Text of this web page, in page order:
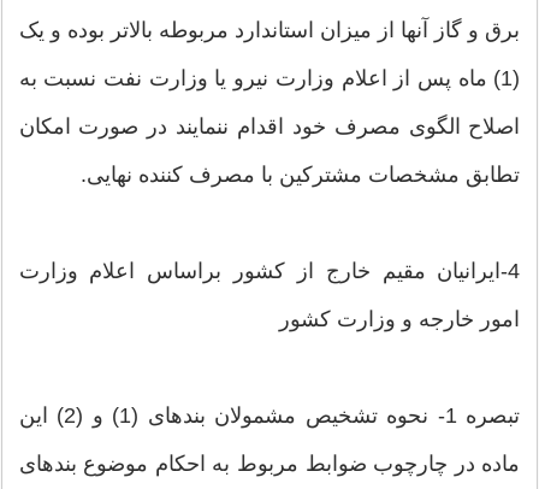
برق و گاز آنها از میزان استاندارد مربوطه بالاتر بوده و یک
(1) ماه پس از اعلام وزارت نیرو یا وزارت نفت نسبت به
اصلاح الگوی مصرف خود اقدام ننمایند در صورت امکان
تطابق مشخصات مشترکین با مصرف کننده نهایی.
4-ایرانیان مقیم خارج از کشور براساس اعلام وزارت
امور خارجه و وزارت کشور
تبصره 1- نحوه تشخیص مشمولان بندهای (1) و (2) این
ماده در چارچوب ضوابط مربوط به احکام موضوع بندهای